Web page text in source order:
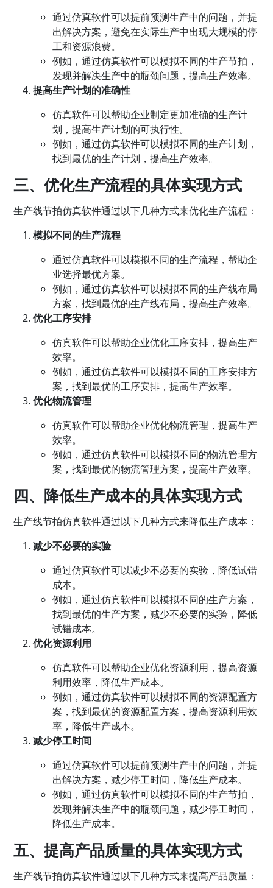
通过仿真软件可以提前预测生产中的问题，并提
出解决方案，避免在实际生产中出现大规模的停
工和资源浪费。
例如，通过仿真软件可以模拟不同的生产节拍，
发现并解决生产中的瓶颈问题，提高生产效率。
提高生产计划的准确性
仿真软件可以帮助企业制定更加准确的生产计
划，提高生产计划的可执行性。
例如，通过仿真软件可以模拟不同的生产计划，
找到最优的生产计划，提高生产效率。
三、优化生产流程的具体实现方式
生产线节拍仿真软件通过以下几种方式来优化生产流程：
模拟不同的生产流程
通过仿真软件可以模拟不同的生产流程，帮助企
业选择最优方案。
例如，通过仿真软件可以模拟不同的生产线布局
方案，找到最优的生产线布局，提高生产效率。
优化工序安排
仿真软件可以帮助企业优化工序安排，提高生产
效率。
例如，通过仿真软件可以模拟不同的工序安排方
案，找到最优的工序安排，提高生产效率。
优化物流管理
仿真软件可以帮助企业优化物流管理，提高生产
效率。
例如，通过仿真软件可以模拟不同的物流管理方
案，找到最优的物流管理方案，提高生产效率。
四、降低生产成本的具体实现方式
生产线节拍仿真软件通过以下几种方式来降低生产成本：
减少不必要的实验
通过仿真软件可以减少不必要的实验，降低试错
成本。
例如，通过仿真软件可以模拟不同的生产方案，
找到最优的生产方案，减少不必要的实验，降低
试错成本。
优化资源利用
仿真软件可以帮助企业优化资源利用，提高资源
利用效率，降低生产成本。
例如，通过仿真软件可以模拟不同的资源配置方
案，找到最优的资源配置方案，提高资源利用效
率，降低生产成本。
减少停工时间
通过仿真软件可以提前预测生产中的问题，并提
出解决方案，减少停工时间，降低生产成本。
例如，通过仿真软件可以模拟不同的生产节拍，
发现并解决生产中的瓶颈问题，减少停工时间，
降低生产成本。
五、提高产品质量的具体实现方式
生产线节拍仿真软件通过以下几种方式来提高产品质量：